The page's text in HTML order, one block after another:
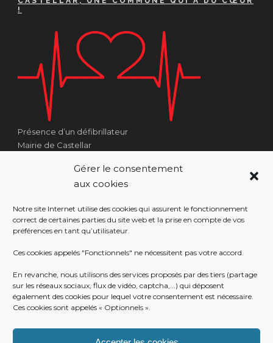
Gérer le consentement
aux cookies
Notre site Internet utilise des cookies qui assurent le fonctionnement
correct de certaines parties du site web et la prise en compte de vos
préférences en tant qu’utilisateur.
Ces cookies appelés "Fonctionnels" ne nécessitent pas votre accord.
En revanche, nous utilisons des services proposés par des tiers (partage
sur les réseaux sociaux, flux de vidéo, captcha,...) qui déposent
également des cookies pour lequel votre consentement est nécessaire.
Ces cookies sont appelés « Optionnels ».
!
Présence d’un défibrillateur
Mairie de Castellar
Côté Escalier Rue Sarrail
06500 Castellar
RÉALISATION